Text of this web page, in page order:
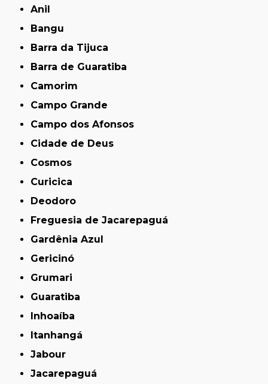
Anil
Bangu
Barra da Tijuca
Barra de Guaratiba
Camorim
Campo Grande
Campo dos Afonsos
Cidade de Deus
Cosmos
Curicica
Deodoro
Freguesia de Jacarepaguá
Gardênia Azul
Gericinó
Grumari
Guaratiba
Inhoaíba
Itanhangá
Jabour
Jacarepaguá